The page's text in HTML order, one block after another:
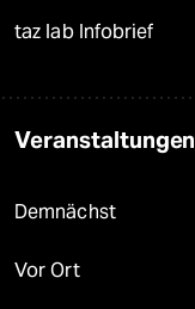
taz lab Infobrief
Veranstaltungen
Demnächst
Vor Ort